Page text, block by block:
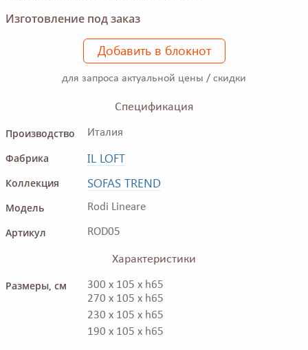
Изготовление под заказ
Добавить в блокнот
для запроса актуальной цены / скидки
Спецификация
Производство
Италия
Фабрика IL LOFT
Коллекция SOFAS TREND
Модель Rodi Lineare
Артикул ROD05
Характеристики
Размеры, см
300 x 105 x h65
270 x 105 x h65
230 x 105 x h65
190 x 105 x h65